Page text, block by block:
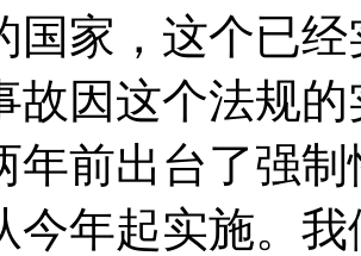
国家，这个已
故因这个法规
年前出台了强
今年起实施。